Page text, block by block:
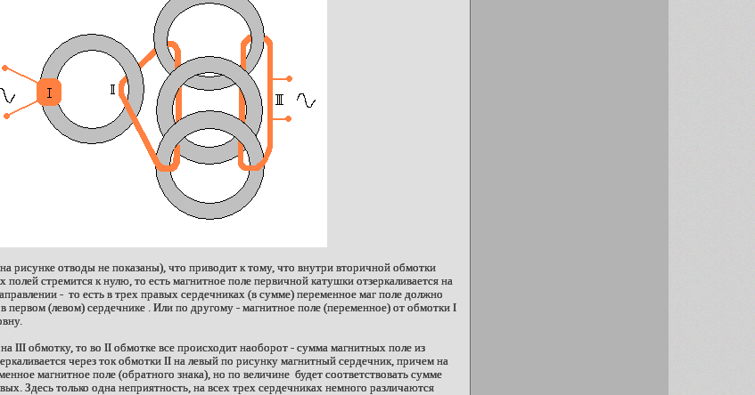
рисунке отводы не показаны), что приводит к тому, что внутри вторичной обмотки
стремится к нулю, то есть магнитное поле первичной катушки отзеркаливается на
- то есть в трех правых сердечниках (в сумме) переменное маг поле должно
первом (левом) сердечнике . Или по другому - магнитное поле (переменное) от обмотки I
III обмотку, то во II обмотке все происходит наоборот - сумма магнитных поле из
через ток обмотки II на левый по рисунку магнитный сердечник, причем на
магнитное поле (обратного знака), но по величине будет соответствовать сумме
Здесь только одна неприятность, на всех трех сердечниках немного различаются